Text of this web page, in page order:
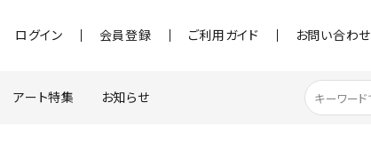
ログイン 会員登録 ご利用ガイド お問い合わせ
アート特集 お知らせ